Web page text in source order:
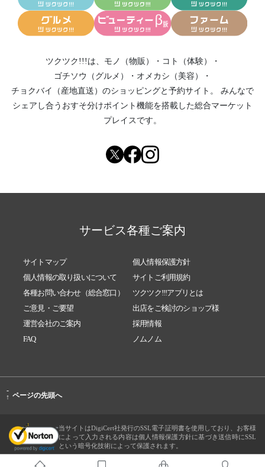
ツクツク!!!は、 モノ（物販） ・ コト（体験）
・
ゴチソウ（グルメ）
・ オメカシ（美容）
・
チョクバイ（産地直送） のショッピングと予約サイト。
みんなで
シェアし合う おすそ分けポイント機能を搭載した総合マーケット
プレイスです。
サービス各種ご案内
サイトマップ
個人情報保護方針
個人情報の取り扱いについて
サイトご利用規約
各種お問い合わせ（総合窓口）
ツクツク!!!アプリとは
ご意見・ご要望
出店をご検討のショップ様
運営会社のご案内
採用情報
FAQ
ノムノム
-
↑ ページの先頭へ
当サイトはDigiCert社発行のSSL電子証明書を使用しており、お客様
によって入力される内容は個人情報保護方針に基づき送信時にSSL
という暗号化技術によって保護されます。